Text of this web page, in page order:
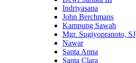
Indriyasana
John Berchmans
Kampung Sawah
Mgr. Sugiyopranoto, SJ
Nawar
Santa Anna
Santa Clara